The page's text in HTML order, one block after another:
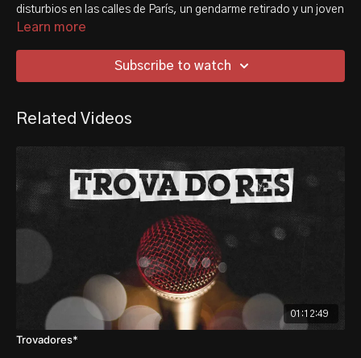
disturbios en las calles de París, un gendarme retirado y un joven
con problemas se adentrarán en el misterio.
During rehearsals for the opera "Les Danaids", a soprano
Learn more
Subscribe to watch
Related Videos
01:12:49
Trovadores*